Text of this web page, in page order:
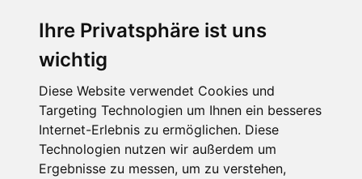
Ihre Privatsphäre ist uns
wichtig
Diese Website verwendet Cookies und
Targeting Technologien um Ihnen ein besseres
Internet-Erlebnis zu ermöglichen. Diese
Technologien nutzen wir außerdem um
Ergebnisse zu messen, um zu verstehen,
KIRCHE IN NOT - Österreich
kin@kircheinnot.at
KIN weltweit